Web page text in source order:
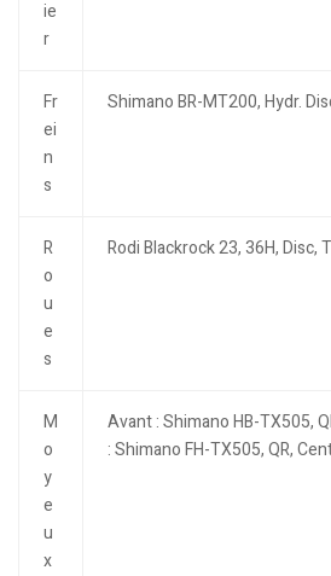
ie
r
Fr
ei
n
s
Shimano BR-MT200, Hydr.
R
o
u
e
s
Rodi Blackrock 23, 36H, Disc,
M
o
y
e
u
x
Avant : Shimano HB-TX505,
: Shimano FH-TX505, QR,